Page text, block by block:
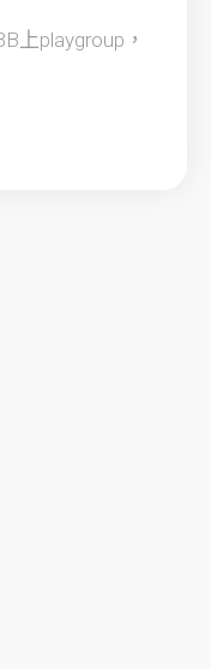
上playgroup，